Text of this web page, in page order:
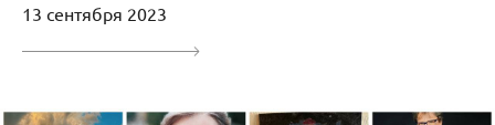
13 сентября 2023